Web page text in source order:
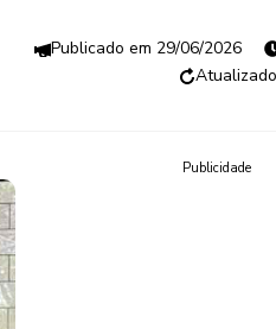
29/06/2026
Publicidade